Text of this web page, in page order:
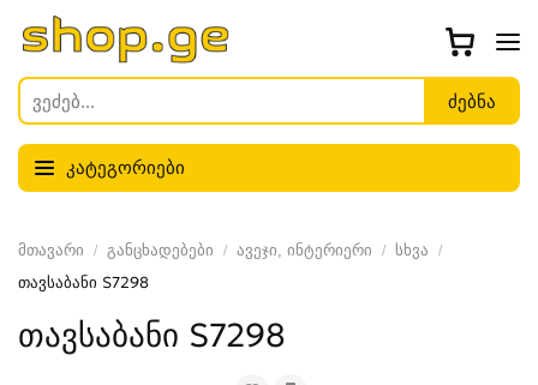
კატეგორიები
მთავარი განცხადებები ავეჯი, ინტერიერი
სხვა
თავსაბანი S7298
თავსაბანი S7298